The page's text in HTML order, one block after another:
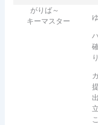
がりば～
キーマスター